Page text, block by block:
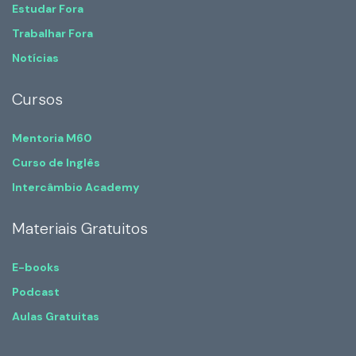
Estudar Fora
Trabalhar Fora
Notícias
Cursos
Mentoria M60
Curso de Inglês
Intercâmbio Academy
Materiais Gratuitos
E-books
Podcast
Aulas Gratuitas